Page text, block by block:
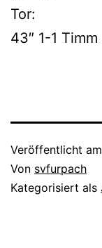
Tor:
43″ 1-1
Veröffentlicht am
Von svfurpach
Kategorisiert als